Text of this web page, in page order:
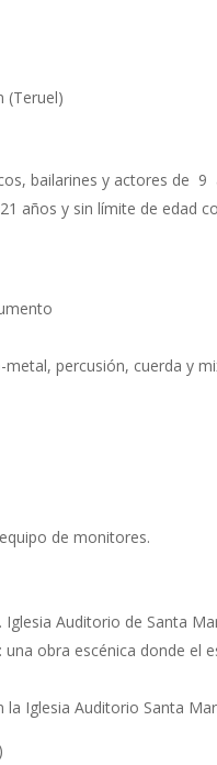
(Teruel)
bailarines y actores de 9
años y sin límite de edad
percusión, cuerda y
de monitores.
Auditorio de Santa
obra escénica donde
Iglesia Auditorio Santa